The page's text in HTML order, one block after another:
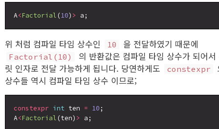
A<Factorial (10) >
위 처럼 컴파일 타임 상수인 10 을 전달하였기 때문에
Factorial(10)
의 반환값은 컴파일 타임 상수가 되어
릿 인자로 전달 가능하게 됩니다. 당연하게도
constexpr
상수들 역시 컴파일 타임 상수 이므로;
constexpr int ten = 10 ;
A<Factorial (ten) >